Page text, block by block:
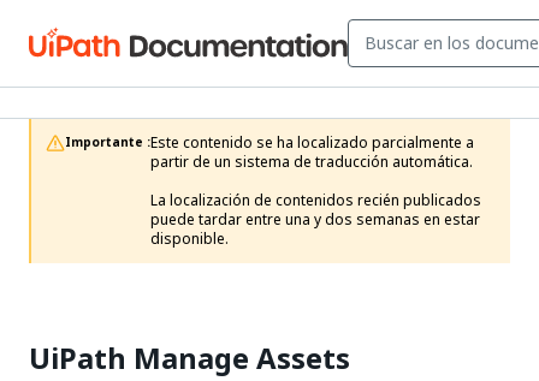
Importante :Este contenido se ha localizado parcialmente a
partir de un sistema de traducción automática.
La localización de contenidos recién publicados
puede tardar entre una y dos semanas en estar
disponible.
UiPath Manage Assets